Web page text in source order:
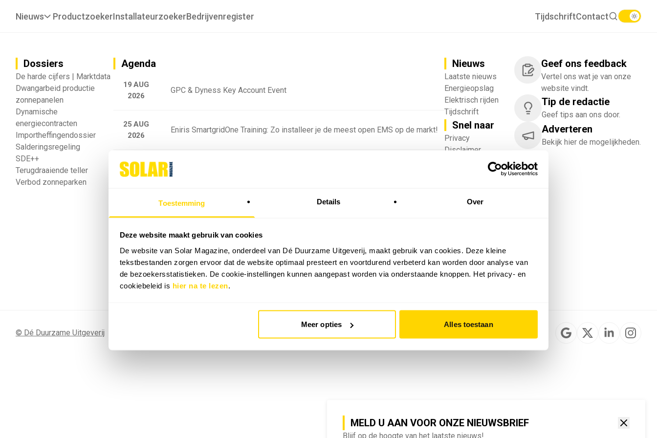
Toestemming Details Over
Deze website maakt gebruik van cookies
De website van Solar Magazine, onderdeel van Dé Duurzame Uitgeverij, maakt gebruik van cookies. Deze kleine
tekstbestanden zorgen ervoor dat de website optimaal presteert en voortdurend verbeterd kan worden door analyse van
de bezoekersstatistieken. De cookie-instellingen kunnen aangepast worden via onderstaande knoppen. Het privacy- en
cookiebeleid is hier na te lezen.
Meer opties Alles toestaan
MELD U AAN VOOR ONZE NIEUWSBRIEF
Blijf op de hoogte van het laatste nieuws!
Nieuws ProductzoekerInstallateurzoekerBedrijvenregister TijdschriftContact
Dossiers
De harde cijfers | Marktdata
Dwangarbeid productie
zonnepanelen
Dynamische
energiecontracten
Importheffingendossier
Salderingsregeling
SDE++
Terugdraaiende teller
Verbod zonneparken
Agenda
19 AUG
2026
GPC & Dyness Key Account Event
25 AUG
2026
Eniris SmartgridOne Training: Zo installeer je de meest open EMS op de markt!
25 AUG
2026
Sigenergy Training - Residentieel
2026
Webinar: Toekomstige batterijprofielen: hoe netbeheerders proberen
batterijgedrag in 2035 te voorspellen
2026
Sunergy Academy | SlimmeRik on Tour
Nieuws
Laatste nieuws
Energieopslag
Elektrisch rijden
Tijdschrift
Snel naar
Privacy
Disclaimer
Vacatures
English
Geef ons feedback
Vertel ons wat je van onze
website vindt.
Tip de redactie
Geef tips aan ons door.
Adverteren
Bekijk hier de mogelijkheden.
© Dé Duurzame Uitgeverij